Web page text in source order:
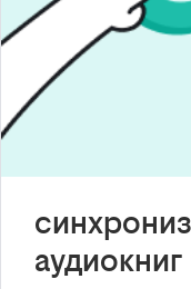
аудиокниг